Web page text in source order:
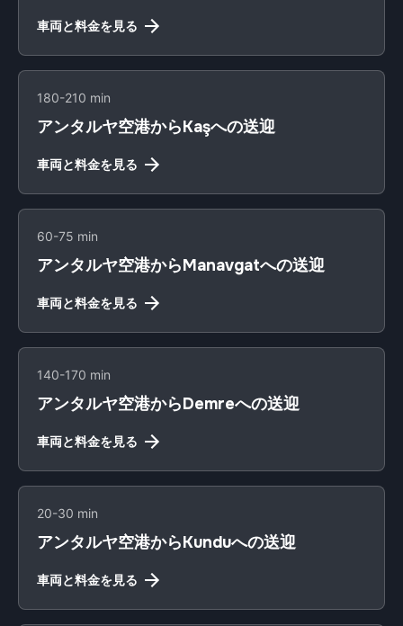
車両と料金を見る
180-210 min
アンタルヤ空港からKaşへの送迎
車両と料金を見る
60-75 min
アンタルヤ空港からManavgatへの送迎
車両と料金を見る
140-170 min
アンタルヤ空港からDemreへの送迎
車両と料金を見る
20-30 min
アンタルヤ空港からKunduへの送迎
車両と料金を見る